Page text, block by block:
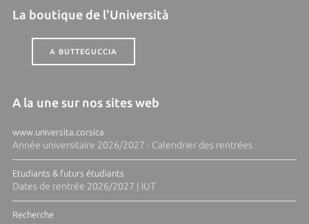
La boutique de l'Università
A BUTTEGUCCIA
A la une sur nos sites web
www.universita.corsica
Année universitaire 2026/2027 - Calendrier des rentrées
Etudiants & futurs étudiants
Dates de rentrée 2026/2027 | IUT
Recherche